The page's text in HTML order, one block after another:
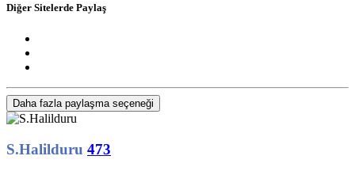
Diğer Sitelerde Paylaş
Daha fazla paylaşma seçeneği
S.Halilduru 473